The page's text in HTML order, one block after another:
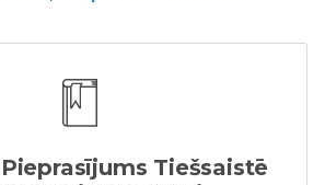
Pieprasījums Tiešsaistē